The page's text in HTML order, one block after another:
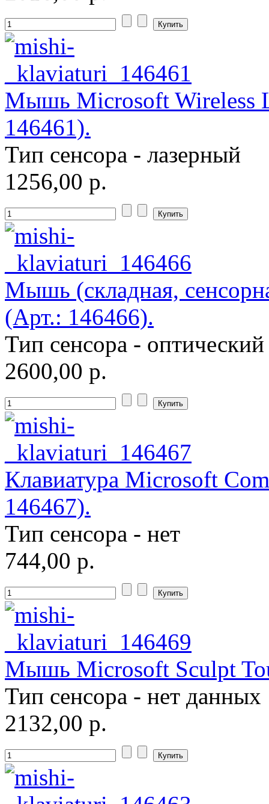
Prestigio
Primepc
Rapoo(14)
Razer(27)
Revoltec
Rim2000
Roccat(2)
Samsung
Senkatel
Smartpc
Solarwind
Sony
Speed-link
(2)
Steelseries
Supercomp
Sven (11)
Systemnik
Texet
Toshiba
Trust(9)
Tt esports
Verbatim(1)
Viewsonic
Vt computers
Wexler
Wibtek
Zalman(5)
Zotac
Ай ти лайн
Мышь Microsoft Wireless
146461).
Тип сенсора - лазерный
1256,00 р.
Мышь (складная,
(Арт.: 146466).
Тип сенсора - оптический
2600,00 р.
Клавиатура Microsoft
146467).
Тип сенсора - нет
744,00 р.
Мышь Microsoft Sculpt
Тип сенсора - нет данных
2132,00 р.